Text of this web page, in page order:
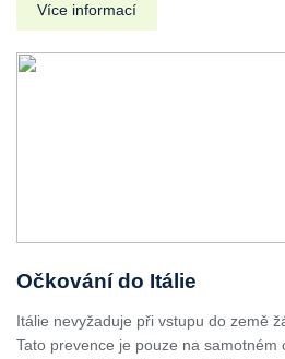
Více informací
Očkování do Itálie
Itálie nevyžaduje při vstupu do země
Tato prevence je pouze na samotném